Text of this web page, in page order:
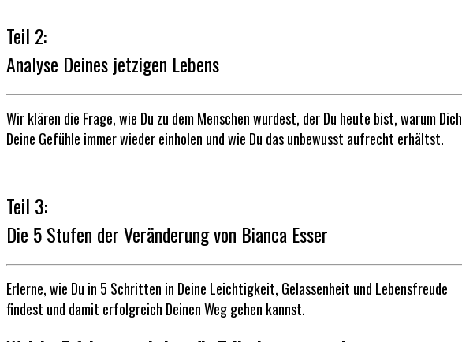
Teil 2:
Analyse Deines jetzigen Lebens
Wir klären die Frage, wie Du zu dem Menschen wurdest, der Du heute bist,warum Dich
Deine Gefühle immer wieder einholen und wie Du das unbewusst aufrecht erhältst.
Teil 3:
Die 5 Stufen der Veränderung von Bianca Esser
Erlerne, wie Du in 5 Schritten in Deine Leichtigkeit, Gelassenheit und Lebensfreude
findest und damit erfolgreich Deinen Weg gehen kannst.